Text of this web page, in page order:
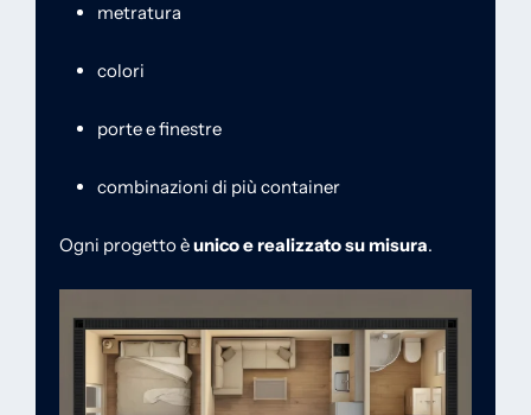
metratura
colori
porte e finestre
combinazioni di più container
Ogni progetto èunico e realizzato su misura.